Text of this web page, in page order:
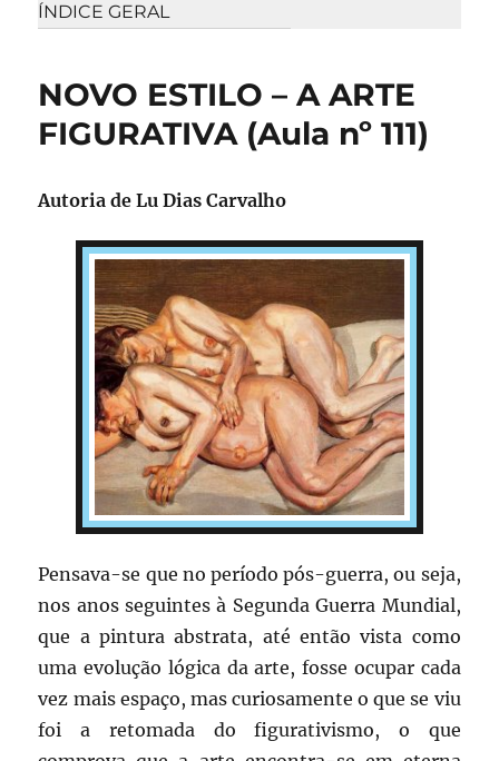
ÍNDICE GERAL
NOVO ESTILO – A ARTE
FIGURATIVA (Aula nº 111)
Autoria deLu Dias Carvalho
Pensava-se que no período pós-guerra, ou seja,
nos anos seguintes à Segunda Guerra Mundial,
que a pintura abstrata, até então vista como
uma evolução lógica da arte, fosse ocupar cada
vez mais espaço, mas curiosamente o que se viu
foi a retomada do figurativismo, o que